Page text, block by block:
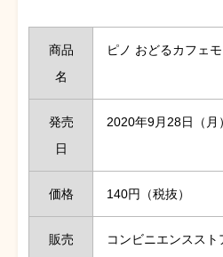
商品
名
ピノ おどるカフェモ
発売
日
2020年9月28日（月）
価格 140円（税抜）
販売 コンビニエンスス